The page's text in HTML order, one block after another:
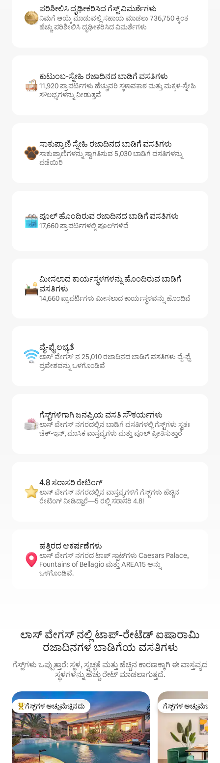
ಪರಿಶೀಲಿಸಿ ದೃಢೀಕರಿಸಿದ ಗೆಸ್ಟ್ ವಿಮರ್ಶೆಗಳು
ನಿಮಗೆ ಆಯ್ಕೆ ಮಾಡುವಲ್ಲಿ ಸಹಾಯ ಮಾಡಲು 736,750 ಕ್ಕಿಂತ
ಹೆಚ್ಚು ಪರಿಶೀಲಿಸಿ ದೃಢೀಕರಿಸಿದ ವಿಮರ್ಶೆಗಳು
ಕುಟುಂಬ-ಸ್ನೇಹಿ ರಜಾದಿನದ ಬಾಡಿಗೆ ವಸತಿಗಳು
11,920 ಪ್ರಾಪರ್ಟಿಗಳು ಹೆಚ್ಚುವರಿ ಸ್ಥಳಾವಕಾಶ ಮತ್ತು ಮಕ್ಕಳ-ಸ್ನೇಹಿ
ಸೌಲಭ್ಯಗಳನ್ನು ನೀಡುತ್ತವೆ
ಸಾಕುಪ್ರಾಣಿ ಸ್ನೇಹಿ ರಜಾದಿನದ ಬಾಡಿಗೆ ವಸತಿಗಳು
ಸಾಕುಪ್ರಾಣಿಗಳನ್ನು ಸ್ವಾಗತಿಸುವ 5,030 ಬಾಡಿಗೆ ವಸತಿಗಳನ್ನು
ಪಡೆಯಿರಿ
ಪೂಲ್ ಹೊಂದಿರುವ ರಜಾದಿನದ ಬಾಡಿಗೆ ವಸತಿಗಳು
17,660 ಪ್ರಾಪರ್ಟಿಗಳಲ್ಲಿ ಪೂಲ್‌‌‌‌‌‌‌‌‌ಗಳಿವೆ
ಮೀಸಲಾದ ಕಾರ್ಯಸ್ಥಳಗಳನ್ನು ಹೊಂದಿರುವ ಬಾಡಿಗೆ
ವಸತಿಗಳು
14,660 ಪ್ರಾಪರ್ಟಿಗಳು ಮೀಸಲಾದ ಕಾರ್ಯಸ್ಥಳವನ್ನು ಹೊಂದಿವೆ
ವೈ-ಫೈ ಲಭ್ಯತೆ
ಲಾಸ್ ವೇಗಸ್ ನ 25,010 ರಜಾದಿನದ ಬಾಡಿಗೆ ವಸತಿಗಳು ವೈ-ಫೈ
ಪ್ರವೇಶವನ್ನು ಒಳಗೊಂಡಿವೆ
ಗೆಸ್ಟ್‌ಗಳಿಗಾಗಿ ಜನಪ್ರಿಯ ವಸತಿ ಸೌಕರ್ಯಗಳು
ಲಾಸ್ ವೇಗಸ್ ನಗರದಲ್ಲಿನ ಬಾಡಿಗೆ ವಸತಿಗಳಲ್ಲಿ ಗೆಸ್ಟ್‌ಗಳು ಸ್ವತಃ
ಚೆಕ್-ಇನ್, ಮಾಸಿಕ ವಾಸ್ತವ್ಯಗಳು ಮತ್ತು ಪೂಲ್ ಪ್ರೀತಿಸುತ್ತಾರೆ
4.8 ಸರಾಸರಿ ರೇಟಿಂಗ್
ಲಾಸ್ ವೇಗಸ್ ನಗರದಲ್ಲಿನ ವಾಸ್ತವ್ಯಗಳಿಗೆ ಗೆಸ್ಟ್‌ಗಳು ಹೆಚ್ಚಿನ
ರೇಟಿಂಗ್ ನೀಡಿದ್ದಾರೆ—5 ರಲ್ಲಿ ಸರಾಸರಿ 4.8!
ಹತ್ತಿರದ ಆಕರ್ಷಣೆಗಳು
ಲಾಸ್ ವೇಗಸ್ ನಗರದ ಟಾಪ್ ಸ್ಪಾಟ್‌ಗಳು Caesars Palace,
Fountains of Bellagio ಮತ್ತು AREA15 ಅನ್ನು
ಒಳಗೊಂಡಿವೆ.
ಲಾಸ್ ವೇಗಸ್ ನಲ್ಲಿ ಟಾಪ್-ರೇಟೆಡ್ ಐಷಾರಾಮಿ
ರಜಾದಿನಗಳ ಬಾಡಿಗೆಯ ವಸತಿಗಳು
ಗೆಸ್ಟ್‌ಗಳು ಒಪ್ಪುತ್ತಾರೆ: ಸ್ಥಳ, ಸ್ವಚ್ಛತೆ ಮತ್ತು ಹೆಚ್ಚಿನ ಕಾರಣಕ್ಕಾಗಿ ಈ ವಾಸ್ತವ್ಯದ
ಸ್ಥಳಗಳನ್ನು ಹೆಚ್ಚು ರೇಟ್ ಮಾಡಲಾಗುತ್ತದೆ.
ಗೆಸ್ಟ್‌ಗಳಿಗೆ ಅತಿ ಹೆಚ್ಚು ಅಚ್ಚುಮೆಚ್ಚಿನದು
ಗೆಸ್ಟ್‌ಗಳ ಅಚ್ಚುಮೆಚ್ಚಿನದು ಗೆಸ್ಟ್‌ಗಳ
ಗೆಸ್ಟ್‌ಗಳ